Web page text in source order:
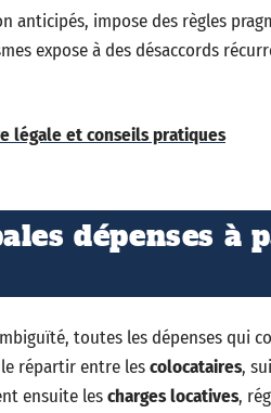
anticipés, impose des règles
expose à des désaccords
légale et conseils pratiques
dépenses à
toutes les dépenses qui
répartir entre lescolocataires,
ensuite lescharges locatives,